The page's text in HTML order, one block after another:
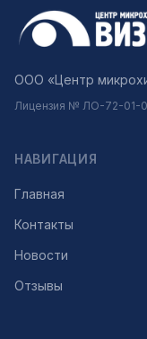
ООО «Центр
Лицензия № ЛО-72-01-
НАВИГАЦИЯ
Главная
Контакты
Новости
Отзывы